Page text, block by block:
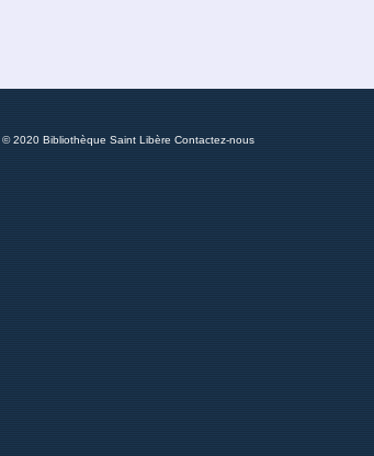
© 2020 Bibliothèque Saint Libère Contactez-nous